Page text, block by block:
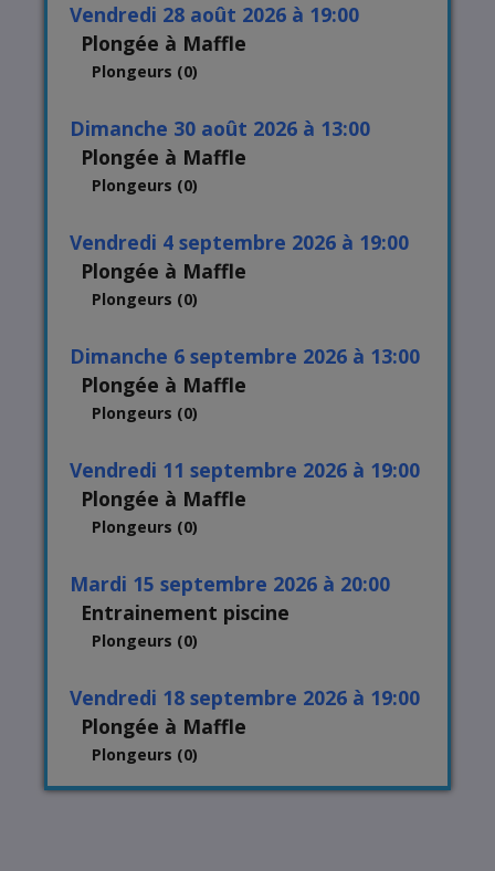
vendredi 28 août 2026 à 19:00
Plongée à Maffle
Plongeurs (0)
dimanche 30 août 2026 à 13:00
Plongée à Maffle
Plongeurs (0)
vendredi 4 septembre 2026 à 19:00
Plongée à Maffle
Plongeurs (0)
dimanche 6 septembre 2026 à 13:00
Plongée à Maffle
Plongeurs (0)
vendredi 11 septembre 2026 à 19:00
Plongée à Maffle
Plongeurs (0)
mardi 15 septembre 2026 à 20:00
Entrainement piscine
Plongeurs (0)
vendredi 18 septembre 2026 à 19:00
Plongée à Maffle
Plongeurs (0)